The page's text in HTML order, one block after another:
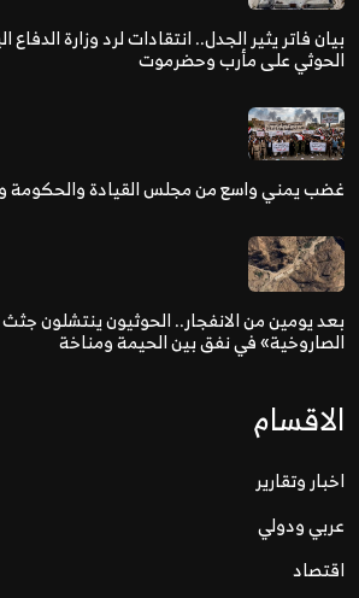
بيان فاتر يثير الجدل.. انتقادات لرد وزارة
الحوثي على مأرب وحضرموت
غضب يمني واسع من مجلس القيادة والحكومة
الصاروخية» في نفق بين الحيمة ومناخة
الاقسام
اخبار وتقارير
عربي ودولي
اقتصاد